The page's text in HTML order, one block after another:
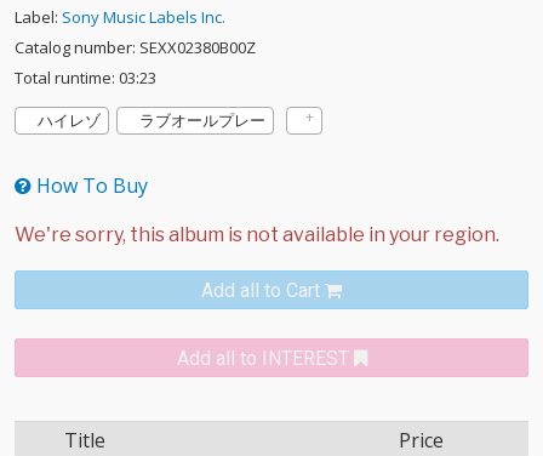
Label: Sony Music Labels Inc.
Catalog number: SEXX02380B00Z
Total runtime: 03:23
ハイレゾ
ラブオールプレー
How To Buy
Add all to Cart
Add all to INTEREST
Title Price